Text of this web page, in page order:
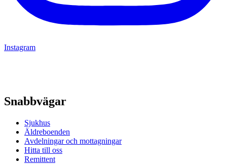
Instagram
Snabbvägar
Sjukhus
Äldreboenden
Avdelningar och mottagningar
Hitta till oss
Remittent